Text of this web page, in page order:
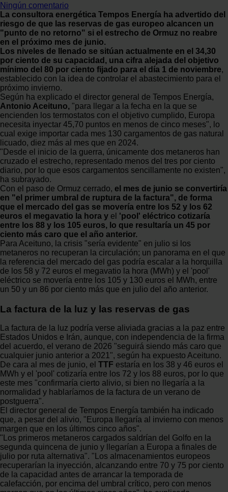
Ningún comentario
La consultora energética Tempos Energía ha advertido del
riesgo de que las reservas de gas europeo alcancen un
"punto de no retorno" si el estrecho de Ormuz no reabre
en el próximo mes de junio.
Los niveles de llenado se sitúan actualmente en el 34,30
por ciento de su capacidad, una cifra alejada del objetivo
mínimo del 80 por ciento fijado para el día 1 de noviembre,
establecido con la idea de controlar el abastecimiento para el
próximo invierno.
Según ha explicado el director general de Tempos Energía,
Antonio Aceituno, "para llegar a la fecha en la que se
encienden los termostatos con el objetivo cumplido, Europa
necesita inyectar 45,70 puntos en menos de cinco meses", lo
cual exige importar cada mes 130 cargamentos de gas natural
licuado, diez más al mes que en 2024.
"Desde el inicio de la guerra, únicamente dos metaneros han
cruzado el estrecho, representado menos del tres por ciento
diario, por lo que esos cargamentos sencillamente no existen",
ha subrayado.
Con el paso de Ormuz cerrado, el mes de junio se convertiría
en "el primer umbral de ruptura de la factura", de forma
que el mercado del gas se movería entre los 52 y los 62
euros el megavatio la hora y el 'pool' eléctrico cotizaría
entre los 88 y los 105 euros, lo que resultaría un 45 por
ciento más caro que el año anterior.
Para Aceituno, la crisis "sería evidente" en julio si los
metaneros no recuperan la circulación; un panorama en el que
la referencia del mercado del gas podría escalar a la horquilla
de los 58 y 72 euros el megavatio la hora (MWh) y el 'pool'
eléctrico se movería entre los 105 y 130 euros el MWh, entre
un 50 y un 86 por ciento más que en julio del año anterior.
La factura de la luz y las reservas de gas
La factura de la luz podría verse aliviada gracias a la paz entre
Estados Unidos e Irán, aunque, con independencia de la firma
del acuerdo, el verano de 2026 "seguirá siendo más caro que
cualquier junio anterior a 2021", según ha expuesto Aceituno.
De cara al mes de junio, el TTF estaría en los 38 y 46 euros el
MWh y el 'pool' cotizaría entre los 72 y los 88 euros, por lo que
este mes "confirmaría cierto alivio, si bien no llegaría a la
normalidad y hablaríamos de la factura de un verano de
postguerra".
El director general de Tempos Energía también ha indicado
que, a pesar del alivio, "Europa llegaría al invierno con menos
margen que en los últimos cinco años".
"Los primeros metaneros cargados saldrían del Golfo en la
segunda quincena de junio y llegarían a Europa a finales de
julio por ruta alternativa". "Los almacenamientos europeos
recuperarían la inyección, alcanzando entre 70 y 75 por ciento
de la capacidad antes de arrancar la temporada de
calefacción, por encima del umbral crítico, pero con menos